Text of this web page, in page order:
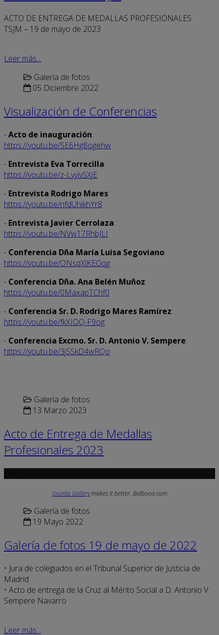
ACTO DE ENTREGA DE MEDALLAS PROFESIONALES
TSJM – 19 de mayo de 2023
Leer más...
Galería de fotos
05 Diciembre 2022
Visualización de Conferencias
-Acto de inauguración:
https://youtu.be/SE6Hg8ogehw
- Entrevista Eva Torrecilla:
https://youtu.be/z-LyyivSXjE
- Entrevista Rodrigo Mares:
https://youtu.be/nfdUhikhYr8
- Entrevista Javier Cerrolaza:
https://youtu.be/NVw17RhbJLI
- Conferencia Dña María Luisa Segoviano:
https://youtu.be/ONsqXlKEOqg
- Conferencia Dña. Ana Belén Muñoz:
https://youtu.be/0MaxapTChf0
- Conferencia Sr. D. Rodrigo Mares Ramírez:
https://youtu.be/fkXIOQ-F9og
- Conferencia Excmo. Sr. D. Antonio V. Sempere:
https://youtu.be/3jSSkD4wRQo
Galería de fotos
13 Marzo 2023
Acto de Entrega de Medallas
Profesionales 2023
Joomla Gallerymakes it better. Balbooa.com
Galería de fotos
19 Mayo 2022
Galería de fotos 19 de mayo de 2022
• Jura de colegiados en el Tribunal Superior de Justicia de
Madrid
• Acto de entrega de la Cruz al Mérito Social a D. Antonio V.
Sempere Navarro
Leer más...